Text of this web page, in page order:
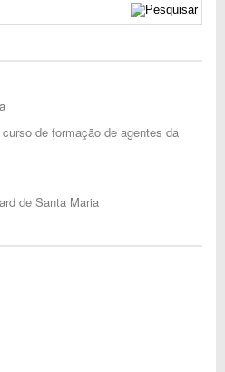
de formação de agentes da
de Santa Maria